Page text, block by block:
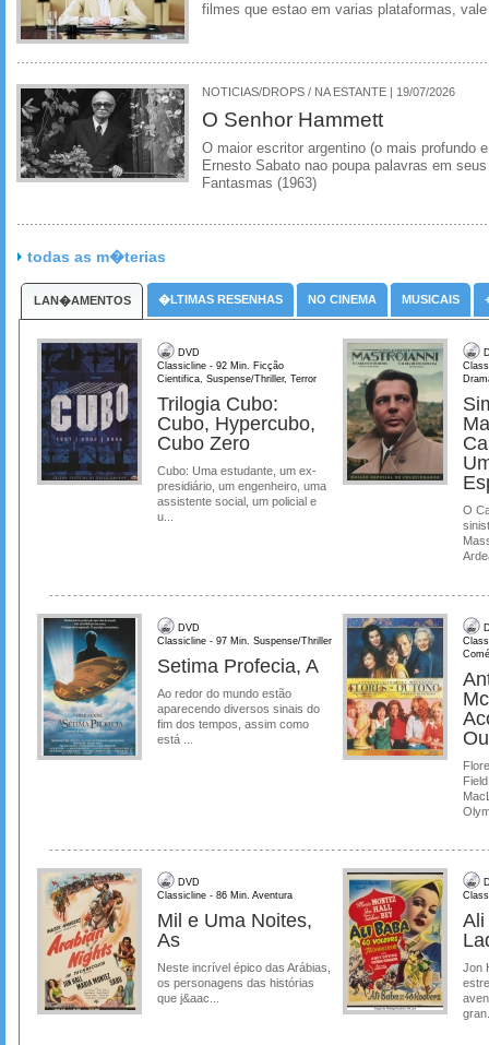
filmes que estao em varias plataformas,
NOTICIAS/DROPS / NA ESTANTE | 19/07/2026
O Senhor Hammett
O maior escritor argentino (o mais profundo
Ernesto Sabato nao poupa palavras em
Fantasmas (1963)
todas as m�terias
LAN�AMENTOS �LTIMAS RESENHAS NO CINEMA MUSICAIS
DVD
Classicline - 92 Min. Ficção
Cientifica, Suspense/Thriller, Terror
Trilogia Cubo:
Cubo, Hypercubo,
Cubo Zero
Cubo: Uma estudante, um ex-
presidiário, um engenheiro, uma
assistente social, um policial e
u...
O
DVD
Classicline - 97 Min. Suspense/Thriller
Setima Profecia, A
Ao redor do mundo estão
aparecendo diversos sinais do
fim dos tempos, assim como
está ...
DVD
Classicline - 86 Min. Aventura
Mil e Uma Noites,
As
Neste incrível épico das Arábias,
os personagens das histórias
que j&aac...
Ali
Jon